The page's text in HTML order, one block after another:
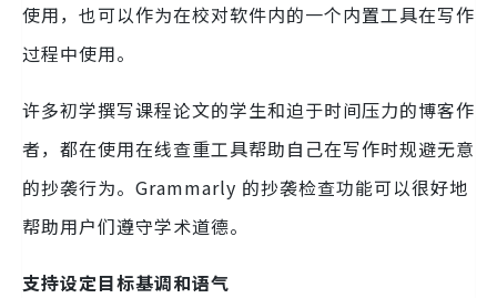
使用，也可以作为在校对软件内的一个内置工具在写作
过程中使用。
许多初学撰写课程论文的学生和迫于时间压力的博客作
者，都在使用在线查重工具帮助自己在写作时规避无意
的抄袭行为。Grammarly 的抄袭检查功能可以很好地
帮助用户们遵守学术道德。
支持设定目标基调和语气